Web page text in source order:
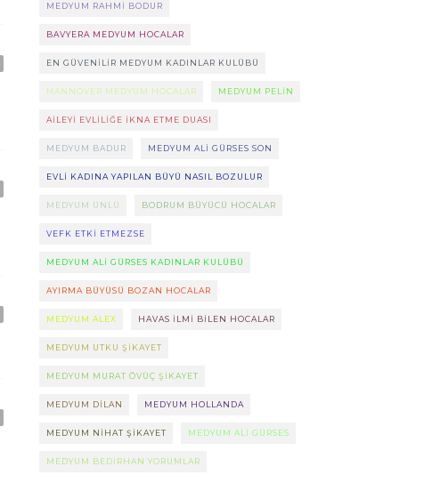
MEDYUM RAHMI BODUR
BAVYERA MEDYUM HOCALAR
EN GÜVENILIR MEDYUM KADINLAR KULÜBÜ
HANNOVER MEDYUM HOCALAR MEDYUM PELIN
AILEYI EVLILIĞE IKNA ETME DUASI
MEDYUM BADUR MEDYUM ALI GÜRSES SON
EVLI KADINA YAPILAN BÜYÜ NASIL BOZULUR
MEDYUM ÜNLÜ BODRUM BÜYÜCÜ HOCALAR
VEFK ETKI ETMEZSE
MEDYUM ALI GÜRSES KADINLAR KULÜBÜ
AYIRMA BÜYÜSÜ BOZAN HOCALAR
MEDYUM ALEX HAVAS ILMI BILEN HOCALAR
MEDYUM UTKU ŞIKAYET
MEDYUM MURAT ÖVÜÇ ŞIKAYET
MEDYUM DILAN MEDYUM HOLLANDA
MEDYUM NIHAT ŞIKAYET MEDYUM ALI GÜRSES
MEDYUM BEDIRHAN YORUMLAR